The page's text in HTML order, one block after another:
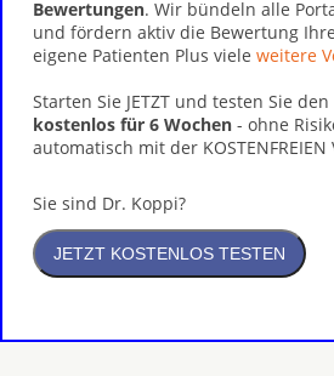
Bewertungen. Wir bündeln alle
und fördern aktiv die Bewertung
eigene Patienten Plus viele weitere
Starten Sie JETZT und testen Sie den
kostenlos für 6 Wochen - ohne
automatisch mit der
Sie sind Dr. Koppi?